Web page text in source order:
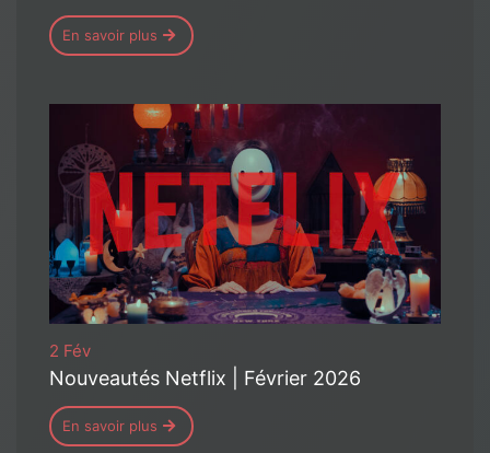
En savoir plus
2 Fév
Nouveautés Netflix | Février 2026
En savoir plus